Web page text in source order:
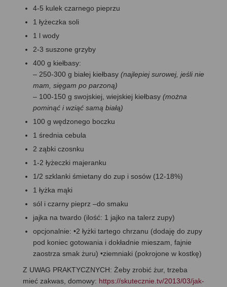
4-5 kulek czarnego pieprzu
1 łyżeczka soli
1 l wody
2-3 suszone grzyby
400 g kiełbasy:
– 250-300 g białej kiełbasy (najlepiej surowej, jeśli nie
mam, sięgam po parzoną)
– 100-150 g swojskiej, wiejskiej kiełbasy (można
pominąć i wziąć samą białą)
100 g wędzonego boczku
1 średnia cebula
2 ząbki czosnku
1-2 łyżeczki majeranku
1/2 szklanki śmietany do zup i sosów (12-18%)
1 łyżka mąki
sól i czarny pieprz –do smaku
jajka na twardo (ilość: 1 jajko na talerz zupy)
opcjonalnie: •2 łyżki tartego chrzanu (dodaję do zupy
pod koniec gotowania i dokładnie mieszam, fajnie
zaostrza smak żuru) •ziemniaki (pokrojone w kostkę)
Z UWAG PRAKTYCZNYCH: Żeby zrobić żur, trzeba
mieć zakwas, domowy: https://skutecznie.tv/2013/03/jak-